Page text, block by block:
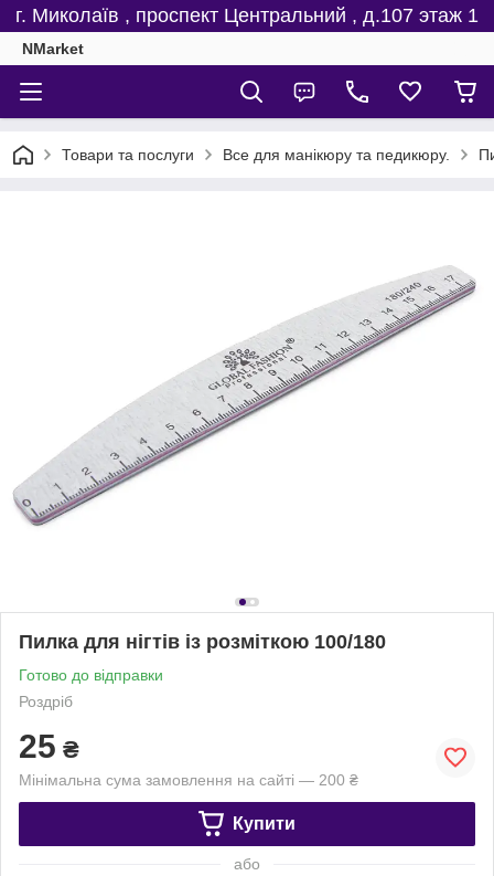
г. Миколаїв , проспект Центральний , д.107 этаж 1
NMarket
Товари та послуги Все для манікюру та педикюру.
Пилка для нігтів із розміткою 100/180
Готово до відправки
Роздріб
25 ₴
Мінімальна сума замовлення на сайті — 200 ₴
Купити
або